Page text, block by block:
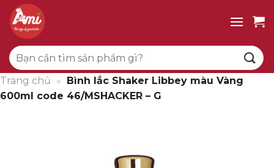
qua
dung
Tìm
kiếm:
Trang chủ » Bình lắc Shaker Libbey màu Vàng
600ml code 46/MSHACKER – G